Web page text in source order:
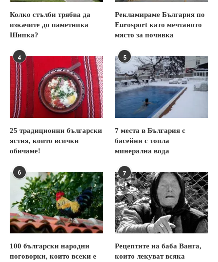
Колко стълби трябва да
изкачите до паметника
Шипка?
Рекламираме България по
Eurosport като мечтаното
място за почивка
4
25 традиционни български
ястия, които всички
обичаме!
5
7 места в България с
басейни с топла
минерална вода
6
100 български народни
поговорки, които всеки е
7
Рецептите на баба Ванга,
които лекуват всяка